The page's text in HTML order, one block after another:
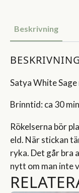
Beskrivning
BESKRIVNING
Satya White
Brinntid: ca 30 min
Rökelserna bör
eld. När stickan
ryka. Det går bra
nytt om man inte